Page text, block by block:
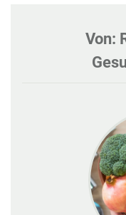
Von: